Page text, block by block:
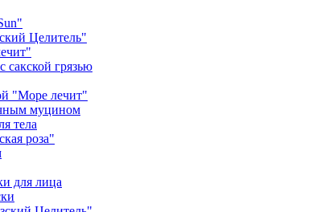
Целитель"
сакской грязью
"Море лечит"
муцином
тела
роза"
для лица